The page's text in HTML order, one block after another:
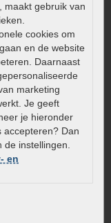
, maakt gebruik van
cookies om
en de website
Daarnaast
marketing
Je geeft
je hieronder
accepteren? Dan
de instellingen.
en